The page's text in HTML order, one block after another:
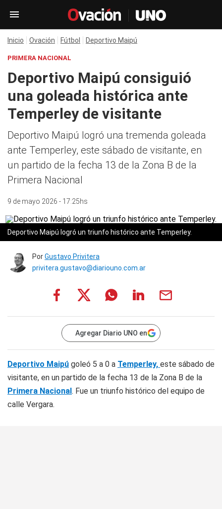
Inicio Ovación Fútbol Deportivo Maipú
PRIMERA NACIONAL
Deportivo Maipú consiguió
una goleada histórica ante
Temperley de visitante
Deportivo Maipú logró una tremenda goleada
ante Temperley, este sábado de visitante, en
un partido de la fecha 13 de la Zona B de la
Primera Nacional
9 de mayo 2026 - 17:25hs
Deportivo Maipú logró un triunfo histórico ante Temperley.
PorGustavo Privitera
privitera.gustavo@diariouno.com.ar
Agregar Diario UNO en
Deportivo Maipú goleó 5 a 0 a Temperley, este sábado de
visitante, en un partido de la fecha 13 de la Zona B de la
Primera Nacional. Fue un triunfo histórico del equipo de
calle Vergara.